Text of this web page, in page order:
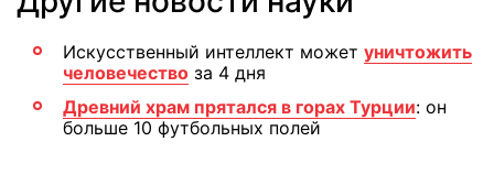
Искусственный интеллект может уничтожить
человечество за 4 дня
Древний храм прятался в горах Турции: он
больше 10 футбольных полей